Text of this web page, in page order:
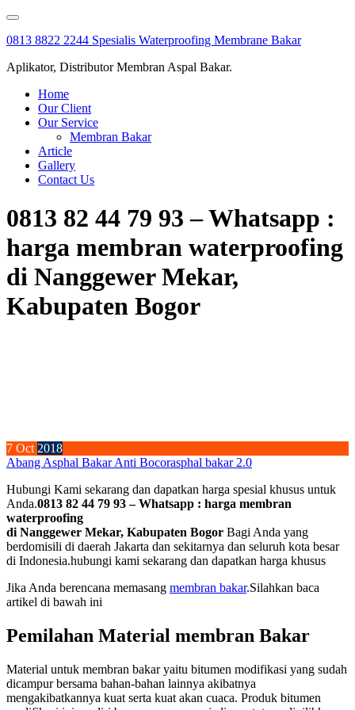
Skip
content
0813 8822 2244 Spesialis Waterproofing Membrane Bakar
Aplikator, Distributor Membran Aspal Bakar.
Home
Our Client
Our Service
Membran Bakar
Article
Gallery
Contact Us
0813 82 44 79 93 – Whatsapp :
harga membran waterproofing
di Nanggewer Mekar,
Kabupaten Bogor
7 Oct2018
Abang Asphal Bakar Anti Bocorasphal bakar 2.0
Hubungi Kami sekarang dan dapatkan harga spesial khusus untuk
Anda.0813 82 44 79 93 – Whatsapp : harga membran
waterproofing
di Nanggewer Mekar, Kabupaten Bogor Bagi Anda yang
berdomisili di daerah Jakarta dan sekitarnya dan seluruh kota besar
di Indonesia.hubungi kami sekarang dan dapatkan harga khusus
Jika Anda berencana memasang membran bakar.Silahkan baca
artikel di bawah ini
Pemilahan Material membran Bakar
Material untuk membran bakar yaitu bitumen modifikasi yang sudah
dicampur bersama bahan-bahan lainnya akibatnya
mengakibatkannya kuat serta kuat akan cuaca. Produk bitumen